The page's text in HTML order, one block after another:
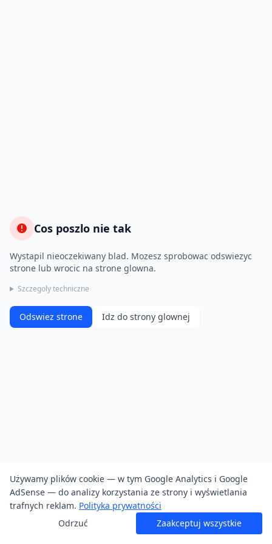
Cos poszlo nie tak
Wystapil nieoczekiwany blad. Mozesz sprobowac odswiezyc
strone lub wrocic na strone glowna.
Szczegoly techniczne
Odswiez strone Idz do strony glownej
Używamy plików cookie — w tym Google Analytics i Google
AdSense — do analizy korzystania ze strony i wyświetlania
trafnych reklam. Polityka prywatności
Odrzuć
Zaakceptuj wszystkie